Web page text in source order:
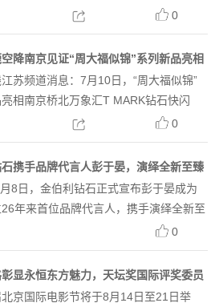
是普通职场人士，珠宝首饰早已成为了他
备。明星们更是佩戴出了花样气质！其
的气质不一样，他选择佩戴的首饰风格
同，下面我们...
0
降南京见证“周大福似锦”系列新品亮相
苏频道消息：7月10日，“周大福似锦”
相南京桥北万象汇T MARK钻石快闪
演员白鹿佩戴“周大福似锦”系列新品现身
宾和粉丝们进行互动体验。“周大福似
品以花朵造型为设计的主要元素，产品
清...
0
携手品牌代言人彭于晏，演绎全新至臻
系列大片
8日，金伯利钻石正式宣布彭于晏成为
年来首位品牌代言人，携手演绎全新至
系列广告大片，多面耀眼，探索无限
自我主张，与金伯利钻石共同开启高品
，书写璀璨新篇章。追求极致，诠释先
0
显永恒东方魅力，天坛奖国际评奖委员
佩戴卡地亚珠宝领衔北京国际电影节
京国际电影节将于8月14日至21日举